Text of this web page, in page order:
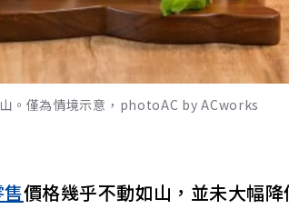
。僅為情境示意，photoAC by ACworks
價格幾乎不動如山，並未大幅